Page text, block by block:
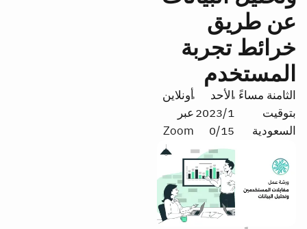
عن طريق
خرائط تجربة
المستخدم
أونلاين
عبر
Zoom
الأحد
2023/1
0/15
الثامنة مساءً
بتوقيت
السعودية